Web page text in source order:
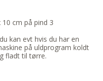
cm på pind 3
kan evt hvis du har en
på uldprogram koldt
fladt til tørre.